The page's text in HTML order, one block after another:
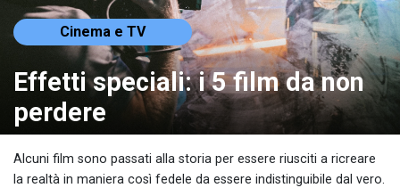
Cinema e TV
Effetti speciali: i 5 film da non
perdere
Alcuni film sono passati alla storia per essere riusciti a ricreare
la realtà in maniera così fedele da essere indistinguibile dal vero.